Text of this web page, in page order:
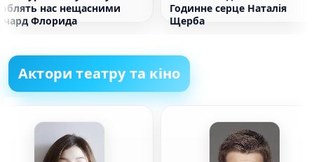
нас нещасними
Флорида
Годинне серце Наталія
Щерба
Актори театру та кіно